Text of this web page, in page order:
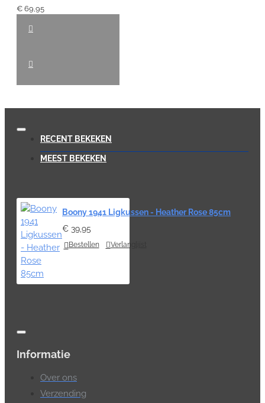
€ 69,95
RECENT BEKEKEN
MEEST BEKEKEN
Boony 1941 Ligkussen - Heather Rose 85cm
€ 39,95
Bestellen Verlanglijst
Informatie
Over ons
Verzending